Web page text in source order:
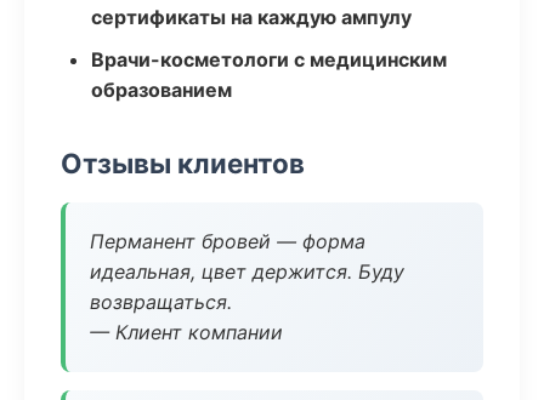
сертификаты на каждую ампулу
Врачи-косметологи с медицинским
образованием
Отзывы клиентов
Перманент бровей — форма
идеальная, цвет держится. Буду
возвращаться.
— Клиент компании